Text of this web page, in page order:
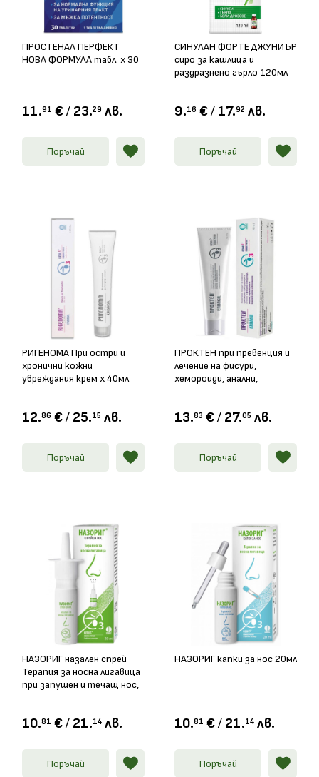
ПРОСТЕНАЛ ПЕРФЕКТ
НОВА ФОРМУЛА табл. х 30
11.91 €/ 23.29 лв.
Поръчай
СИНУЛАН ФОРТЕ ДЖУНИЪР
сиро за кашлица и
раздразнено гърло 120мл
9.16 €/ 17.92 лв.
Поръчай
РИГЕНОМА При остри и
хронични кожни
увреждания крем х 40мл
12.86 €/ 25.15 лв.
Поръчай
ПРОКТЕН при превенция и
лечение на фисури,
хемороиди, анални,
13.83 €/ 27.05 лв.
Поръчай
НАЗОРИГ назален спрей
Терапия за носна лигавица
при запушен и течащ нос,
10.81 €/ 21.14 лв.
Поръчай
НАЗОРИГ капки за нос 20мл
10.81 €/ 21.14 лв.
Поръчай